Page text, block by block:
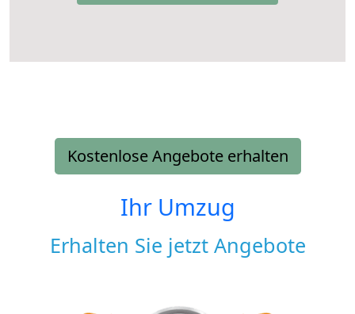
Kostenlose Angebote erhalten
Ihr Umzug
Erhalten Sie jetzt Angebote